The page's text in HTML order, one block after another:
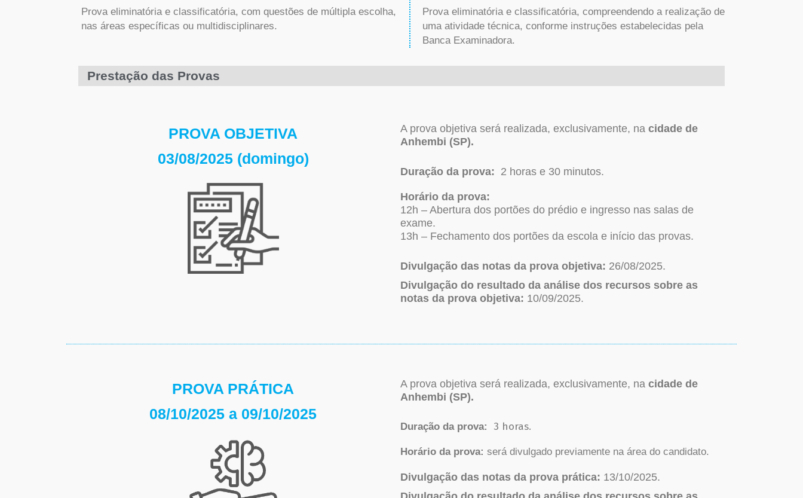
Prova eliminatória e classificatória, com questões de múltipla escolha,
nas áreas específicas ou multidisciplinares.
Prova eliminatória e classificatória, compreendendo a realização de
uma atividade técnica, conforme instruções estabelecidas pela
Banca Examinadora.
Prestação das Provas
PROVA OBJETIVA
03/08/2025 (domingo)
A prova objetiva será realizada, exclusivamente, na cidade de
Anhembi (SP).
Duração da prova: 2 horas e 30 minutos.
Horário da prova:
12h – Abertura dos portões do prédio e ingresso nas salas de
exame.
13h – Fechamento dos portões da escola e início das provas.
Divulgação das notas da prova objetiva: 26/08/2025.
Divulgação do resultado da análise dos recursos sobre as
notas da prova objetiva: 10/09/2025.
PROVA PRÁTICA
08/10/2025 a 09/10/2025
A prova objetiva será realizada, exclusivamente, na cidade de
Anhembi (SP).
Duração da prova: 3 horas.
Horário da prova: será divulgado previamente na área do candidato.
Divulgação das notas da prova prática: 13/10/2025.